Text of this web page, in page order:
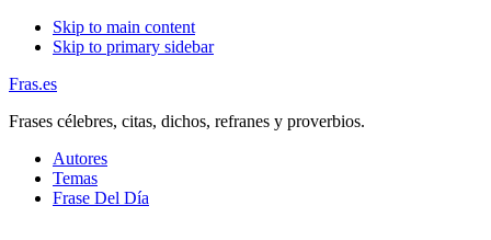
Skip to main content
Skip to primary sidebar
Fras.es
Frases célebres, citas, dichos, refranes y proverbios.
Autores
Temas
Frase Del Día